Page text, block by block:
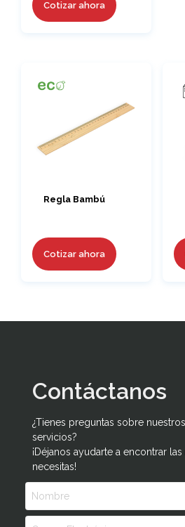
Cotizar ahora
Regla Bambú
Cotizar ahora
Contáctanos
¿Tienes preguntas sobre
servicios?
¡Déjanos ayudarte a encontrar
necesitas!